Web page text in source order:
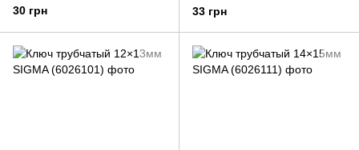
30 грн 33 грн